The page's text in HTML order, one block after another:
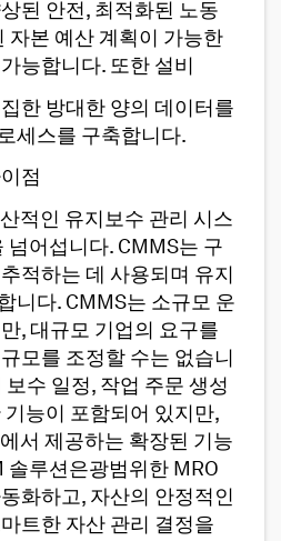
된 안전, 최적화된 노동
자본 예산 계획이 가능한
능합니다. 또한 설비
한 방대한 양의 데이터를
세스를 구축합니다.
점
적인 유지보수 관리 시스
넘어섭니다. CMMS는 구
적하는 데 사용되며 유지
니다. CMMS는 소규모 운
, 대규모 기업의 요구를
모를 조정할 수는 없습니
수 일정, 작업 주문 생성
기능이 포함되어 있지만,
서 제공하는 확장된 기능
솔루션은광범위한 MRO
화하고, 자산의 안정적인
트한 자산 관리 결정을